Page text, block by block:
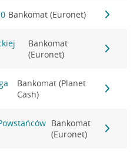
Bankomat (Euronet)
Bankomat
(Euronet)
Bankomat (Planet
Cash)
Bankomat
(Euronet)